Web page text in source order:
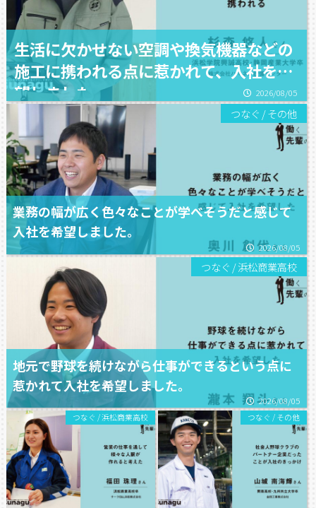
生活に欠かせない空調や換気機器などの
施工に携われる点に惹かれて、入社を希
望しました。
2026/08/05
つなぐ /その他
業務の幅が広く色々なことが学べそうだと感じて
入社を希望しました。
2026/08/05
つなぐ /浜松商業高校
地元で野球を続けながら仕事ができるという点に
惹かれて入社を希望しました。
2026/08/05
つなぐ /浜松商業高校 つなぐ / その他